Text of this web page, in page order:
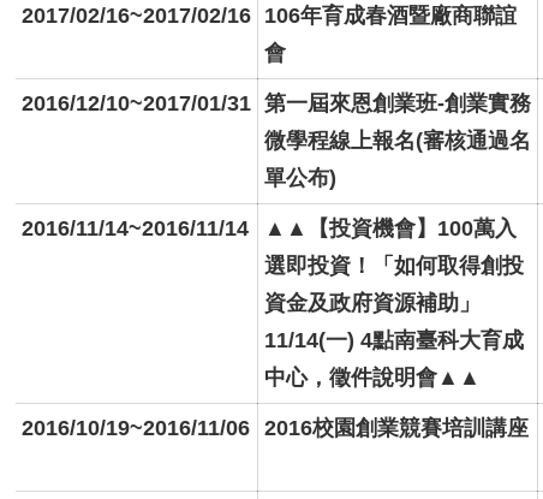
2017/02/16~2017/02/16
106年育成春酒暨廠商聯誼
會
2016/12/10~2017/01/31 第一屆來恩創業班-創業實務
微學程線上報名(審核通過名
單公布)
2016/11/14~2016/11/14
▲▲【投資機會】100萬入
選即投資！「如何取得創投
資金及政府資源補助」
11/14(一) 4點南臺科大育成
中心，徵件說明會▲▲
2016/10/19~2016/11/06 2016校園創業競賽培訓講座